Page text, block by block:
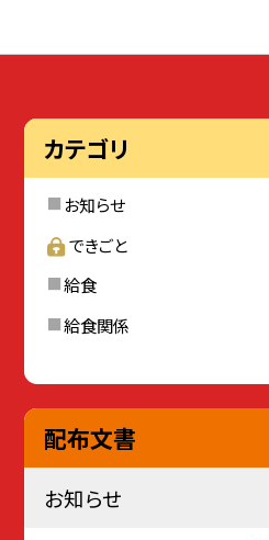
カテゴリ
お知らせ
できごと
給食
給食関係
配布文書
お知らせ